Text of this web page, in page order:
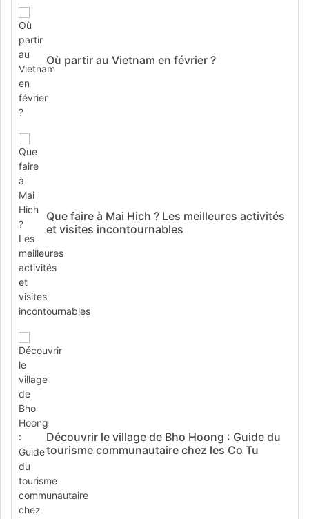
Où partir au Vietnam en février ?
Que faire à Mai Hich ? Les meilleures activités
et visites incontournables
Découvrir le village de Bho Hoong : Guide du
tourisme communautaire chez les Co Tu